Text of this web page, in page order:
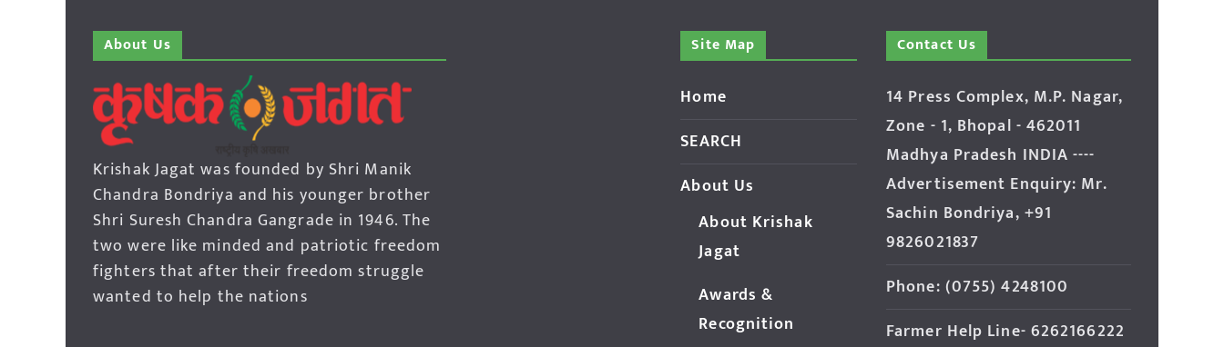
About Us
Krishak Jagat was founded by Shri Manik
Chandra Bondriya and his younger brother
Shri Suresh Chandra Gangrade in 1946. The
two were like minded and patriotic freedom
fighters that after their freedom struggle
wanted to help the nations
Site Map
Home
SEARCH
About Us
About Krishak
Jagat
Awards &
Recognition
Contact Us
14 Press Complex, M.P. Nagar,
Zone - 1, Bhopal - 462011
Madhya Pradesh INDIA ----
Advertisement Enquiry: Mr.
Sachin Bondriya, +91
9826021837
Phone: (0755) 4248100
Farmer Help Line- 6262166222